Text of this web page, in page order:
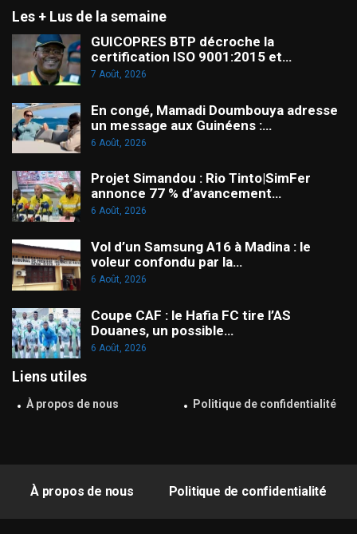
Les + Lus de la semaine
GUICOPRES BTP décroche la
certification ISO 9001:2015 et…
7 Août, 2026
En congé, Mamadi Doumbouya adresse
un message aux Guinéens :…
6 Août, 2026
Projet Simandou : Rio Tinto|SimFer
annonce 77 % d’avancement…
6 Août, 2026
Vol d’un Samsung A16 à Madina : le
voleur confondu par la…
6 Août, 2026
Coupe CAF : le Hafia FC tire l’AS
Douanes, un possible…
6 Août, 2026
Liens utiles
À propos de nous Politique de confidentialité
À propos de nous Politique de confidentialité